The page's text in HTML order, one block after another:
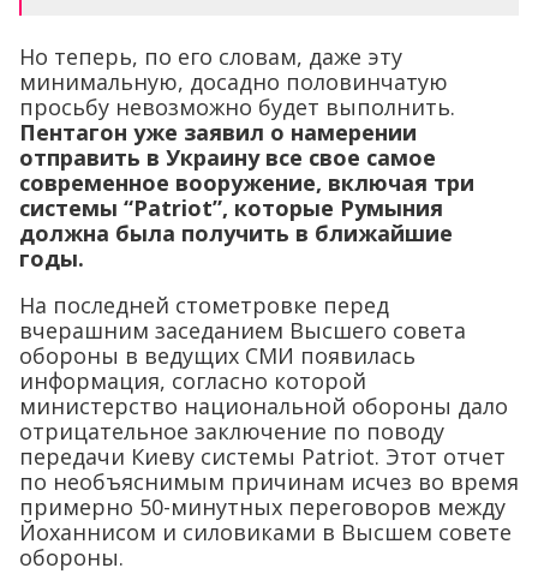
Но теперь, по его словам, даже эту
минимальную, досадно половинчатую
просьбу невозможно будет выполнить.
Пентагон уже заявил о намерении
отправить в Украину все свое самое
современное вооружение, включая три
системы “Patriot”, которые Румыния
должна была получить в ближайшие
годы.
На последней стометровке перед
вчерашним заседанием Высшего совета
обороны в ведущих СМИ появилась
информация, согласно которой
министерство национальной обороны дало
отрицательное заключение по поводу
передачи Киеву системы Patriot. Этот отчет
по необъяснимым причинам исчез во время
примерно 50-минутных переговоров между
Йоханнисом и силовиками в Высшем совете
обороны.